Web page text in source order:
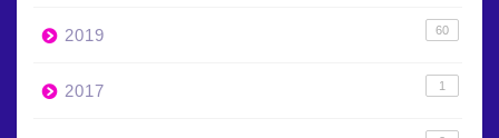
2019 60
2017 1